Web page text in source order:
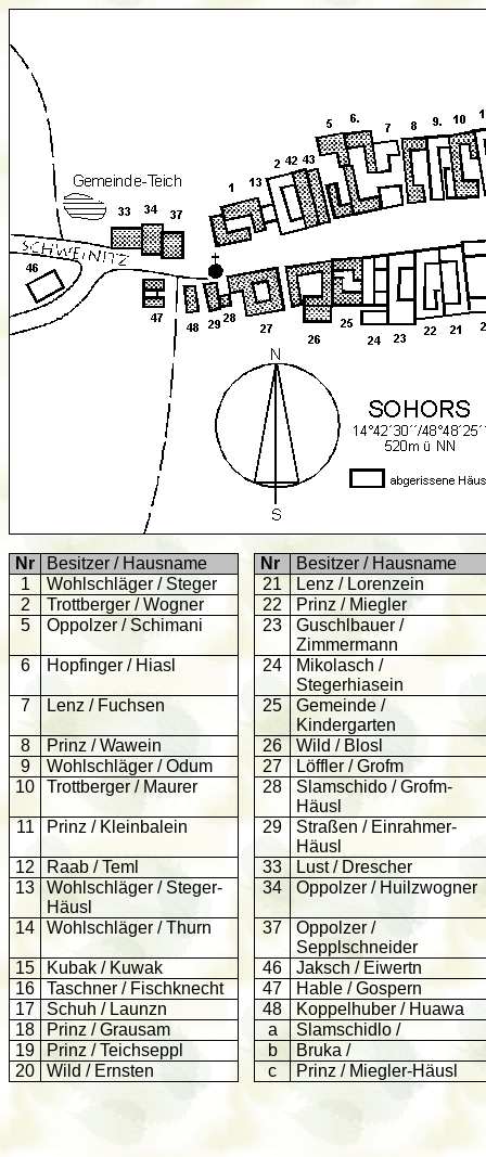
Nr Besitzer / Hausname Nr
Besitzer / Hausname
1
Wohlschläger / Steger 21
Lenz / Lorenzein
2
Trottberger / Wogner 22
Prinz / Miegler
5
Oppolzer / Schimani 23
Guschlbauer /
Zimmermann
6
Hopfinger / Hiasl 24
Mikolasch /
Stegerhiasein
7
Lenz / Fuchsen 25
Gemeinde /
Kindergarten
8
Prinz / Wawein 26
Wild / Blosl
9
Wohlschläger / Odum 27
Löffler / Grofm
10
Trottberger / Maurer 28
Slamschido / Grofm-
Häusl
11
Prinz / Kleinbalein 29
Straßen / Einrahmer-
Häusl
12
Raab / Teml 33
Lust / Drescher
13
Wohlschläger / Steger-
Häusl
34 Oppolzer / Huilzwogner
14 Wohlschläger / Thurn 37
Oppolzer /
Sepplschneider
15
Kubak / Kuwak 46
Jaksch / Eiwertn
16
Taschner / Fischknecht 47
Hable / Gospern
17
Schuh / Launzn 48
Koppelhuber / Huawa
18
Prinz / Grausam a
Slamschidlo /
19
Prinz / Teichseppl b
Bruka /
20
Wild / Ernsten c Prinz / Miegler-Häusl